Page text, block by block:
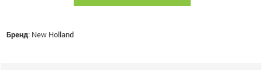
Бренд: New Holland